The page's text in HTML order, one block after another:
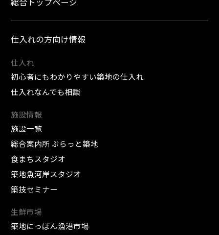
仕入れの方向け情報
仕入れ
初心者にもわかりやすい築地の仕入れ
仕入れなんでも相談
施設情報
施設一覧
総合案内所 ぷらっと築地
食まちスタジオ
築地魚河岸スタジオ
築技セミナー
生鮮市場
築地にっぽん漁港市場